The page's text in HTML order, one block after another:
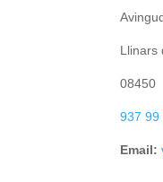
Llinars
08450
937 99
Email: